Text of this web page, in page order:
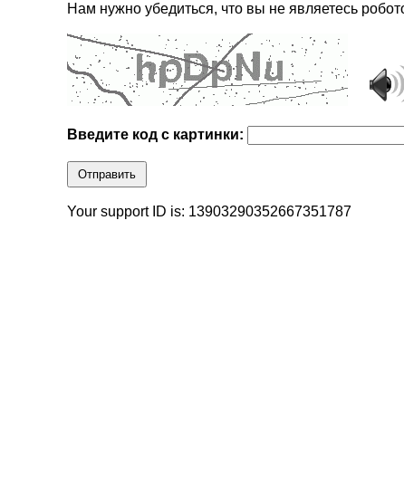
Нам нужно убедиться, что вы не являетесь
Введите код с картинки:
Отправить
Your support ID is: 13903290352667351787